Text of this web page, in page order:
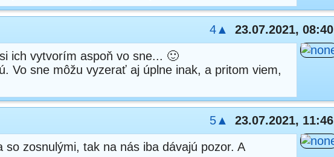
4▲
23.07.2021, 08:40
ich vytvorím aspoň vo sne... 🙂
Vo sne môžu vyzerať aj úplne inak, a pritom viem,
5▲
23.07.2021, 11:46
zosnulými, tak na nás iba dávajú pozor. A